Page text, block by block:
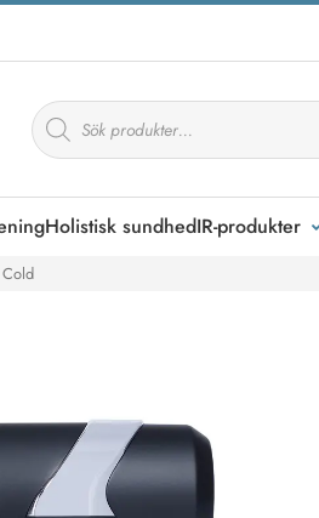
Products
search
Holistisk sundhedIR-produkter